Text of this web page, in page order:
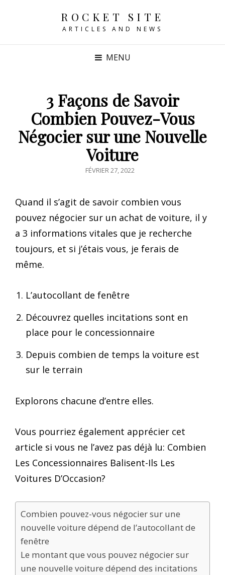
ROCKET SITE
ARTICLES AND NEWS
MENU
3 Façons de Savoir
Combien Pouvez-Vous
Négocier sur une Nouvelle
Voiture
POSTED
FÉVRIER 27, 2022
Quand il s’agit de savoir combien vous
pouvez négocier sur un achat de voiture, il y
a 3 informations vitales que je recherche
toujours, et si j’étais vous, je ferais de
même.
L’autocollant de fenêtre
Découvrez quelles incitations sont en
place pour le concessionnaire
Depuis combien de temps la voiture est
sur le terrain
Explorons chacune d’entre elles.
Vous pourriez également apprécier cet
article si vous ne l’avez pas déjà lu: Combien
Les Concessionnaires Balisent-Ils Les
Voitures D’Occasion?
Combien pouvez-vous négocier sur une
nouvelle voiture dépend de l’autocollant de
fenêtre
Le montant que vous pouvez négocier sur
une nouvelle voiture dépend des incitations